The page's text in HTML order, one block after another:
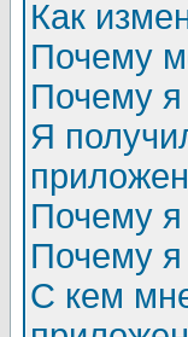
Как
Почему
Почему я
Я
Почему я
Почему я
С кем